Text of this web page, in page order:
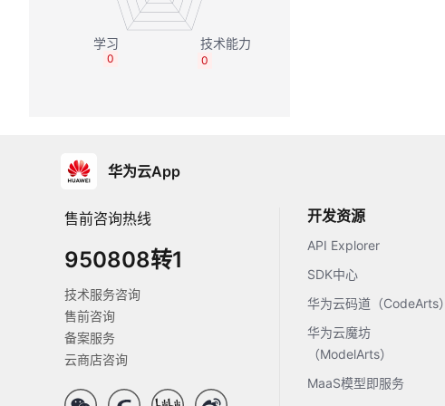
0
0
华为云App
售前咨询热线
950808转1
技术服务咨询
售前咨询
备案服务
云商店咨询
开发资源
API Explorer
SDK中心
华为云码道（CodeArts）
华为云魔坊
（ModelArts）
MaaS模型即服务